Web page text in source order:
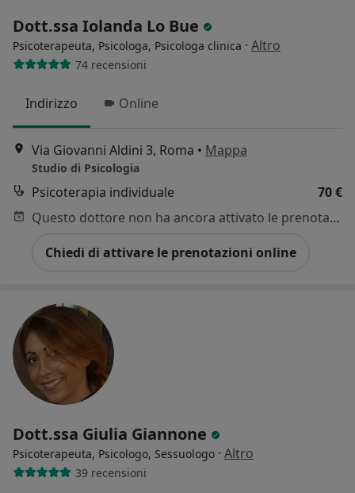
Dott.ssa Iolanda Lo Bue
Psicoterapeuta, Psicologa, Psicologa clinica · Altro
74 recensioni
Indirizzo Online
Via Giovanni Aldini 3, Roma • Mappa
Studio di Psicologia
Psicoterapia individuale
70 €
Questo dottore non ha ancora attivato le prenotazioni online presso questo indirizzo.
Chiedi di attivare le prenotazioni online
Dott.ssa Giulia Giannone
Psicoterapeuta, Psicologo, Sessuologo · Altro
39 recensioni